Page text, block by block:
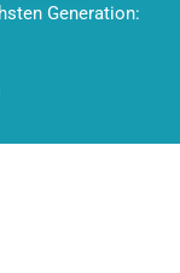
Generation: